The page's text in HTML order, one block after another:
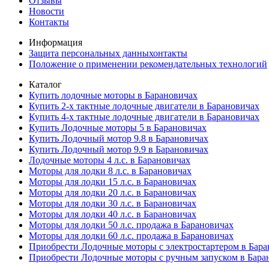
Новости
Контакты
Информация
Защита персональных данныхонтакты
Положение о применении рекомендательных технологий
Каталог
Купить лодочные моторы в Барановичах
Купить 2-х тактные лодочные двигатели в Барановичах
Купить 4-х тактные лодочные двигатели в Барановичах
Купить Лодочные моторы 5 в Барановичах
Купить Лодочный мотор 9.8 в Барановичах
Купить Лодочный мотор 9.9 в Барановичах
Лодочные моторы 4 л.с. в Барановичах
Моторы для лодки 8 л.с. в Барановичах
Моторы для лодки 15 л.с. в Барановичах
Моторы для лодки 20 л.с. в Барановичах
Моторы для лодки 30 л.с. в Барановичах
Моторы для лодки 40 л.с. в Барановичах
Моторы для лодки 50 л.с. продажа в Барановичах
Моторы для лодки 60 л.с. продажа в Барановичах
Приобрести Лодочные моторы с электростартером в
Приобрести Лодочные моторы с ручным запуском в